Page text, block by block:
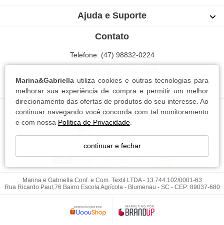
Marina&Gabriella utiliza cookies e outras tecnologias para
melhorar sua experiência de compra e permitir um melhor
direcionamento das ofertas de produtos do seu interesse. Ao
continuar navegando você concorda com tal monitoramento
e com nossa Política de Privacidade
continuar e fechar
Ajuda e Suporte
Contato
Telefone: (47) 98832-0224
Blumenau | Santa Catarina
Marina e Gabriella Conf. e Com. Textil LTDA - 13.744.102/0001-63
Rua Ricardo Paul,76 Bairro Escola Agrícola - Blumenau - SC - CEP: 89037-680